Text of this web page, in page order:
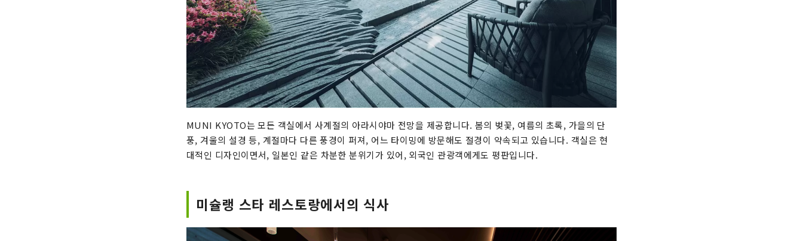
MUNI KYOTO는 모든 객실에서 사계절의 아라시야마 전망을 제공합니다. 봄의 벚꽃, 여름의 초록, 가을의 단
풍, 겨울의 설경 등, 계절마다 다른 풍경이 퍼져, 어느 타이밍에 방문해도 절경이 약속되고 있습니다. 객실은 현
대적인 디자인이면서, 일본인 같은 차분한 분위기가 있어, 외국인 관광객에게도 평판입니다.
미슐랭 스타 레스토랑에서의 식사